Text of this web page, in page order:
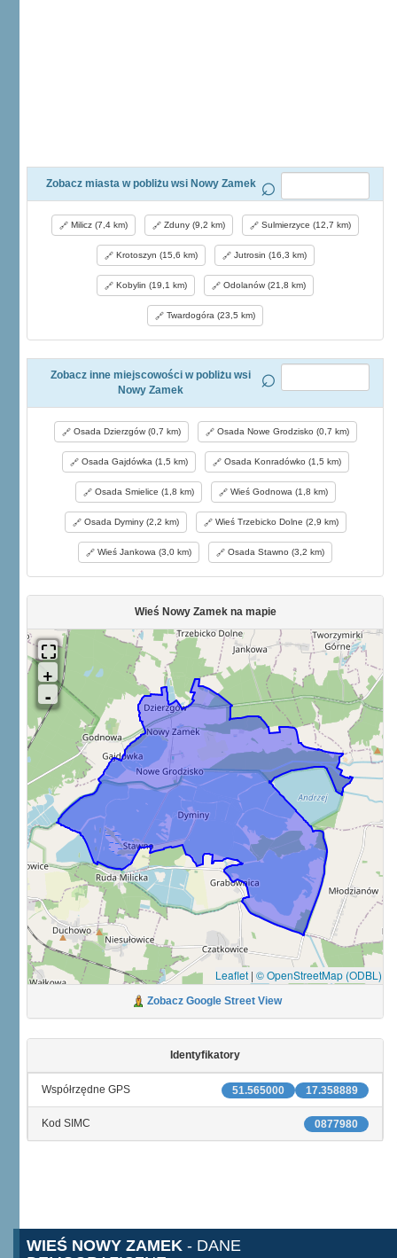
Zobacz miasta w pobliżu wsi Nowy Zamek
Milicz (7,4 km) Zduny (9,2 km) Sulmierzyce (12,7 km)
Krotoszyn (15,6 km) Jutrosin (16,3 km)
Kobylin (19,1 km) Odolanów (21,8 km)
Twardogóra (23,5 km)
Zobacz inne miejscowości w pobliżu wsi
Nowy Zamek
Osada Dzierzgów (0,7 km) Osada Nowe Grodzisko (0,7 km)
Osada Gajdówka (1,5 km) Osada Konradówko (1,5 km)
Osada Smielice (1,8 km) Wieś Godnowa (1,8 km)
Osada Dyminy (2,2 km) Wieś Trzebicko Dolne (2,9 km)
Wieś Jankowa (3,0 km) Osada Stawno (3,2 km)
Wieś Nowy Zamek na mapie
Leaflet | © OpenStreetMap (ODBL)
Zobacz Google Street View
Identyfikatory
17.358889
51.565000
Współrzędne GPS
0877980
Kod SIMC
WIEŚ NOWY ZAMEK - DANE